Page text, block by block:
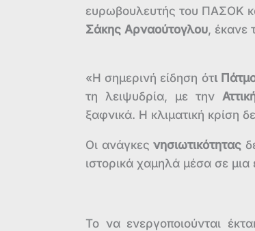
ευρωβουλευτής του ΠΑΣΟΚ
Σάκης Αρναούτογλου, έκανε
«Η σημερινή είδηση ότι
τη λειψυδρία, με την
ξαφνικά. Η κλιματική κρίση
Οι ανάγκεςνησιωτικότητας
ιστορικά χαμηλά μέσα σε
Το να ενεργοποιούνται